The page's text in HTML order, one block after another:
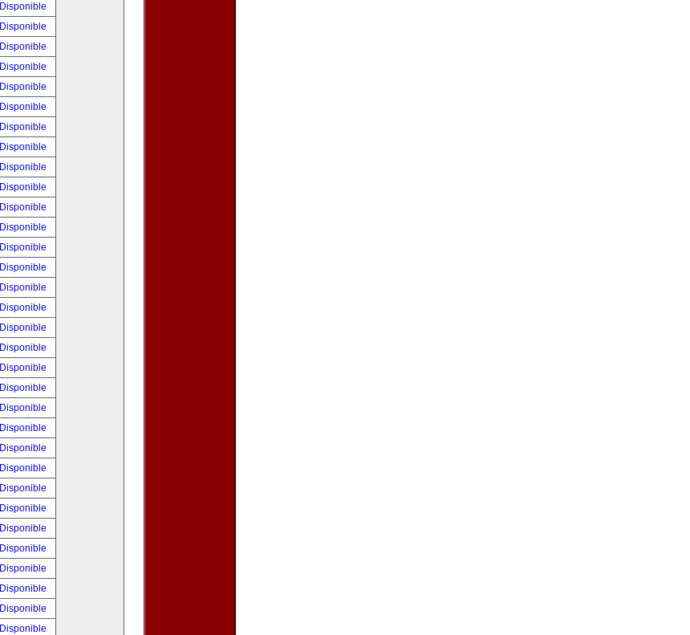
Disponible
Disponible
Disponible
Disponible
Disponible
Disponible
Disponible
Disponible
Disponible
Disponible
Disponible
Disponible
Disponible
Disponible
Disponible
Disponible
Disponible
Disponible
Disponible
Disponible
Disponible
Disponible
Disponible
Disponible
Disponible
Disponible
Disponible
Disponible
Disponible
Disponible
Disponible
Disponible